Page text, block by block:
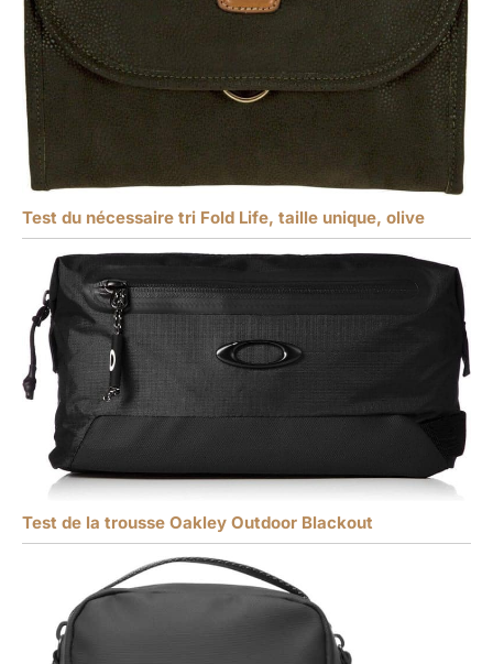
Test du nécessaire tri Fold Life, taille unique, olive
Test de la trousse Oakley Outdoor Blackout